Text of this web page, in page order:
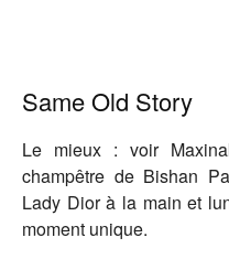
Same Old Story
Le mieux : voir
champêtre de Bishan
Lady Dior à la main et
moment unique.